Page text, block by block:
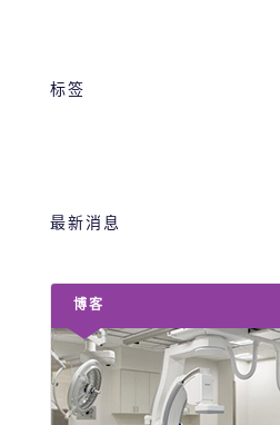
标签
最新消息
博客